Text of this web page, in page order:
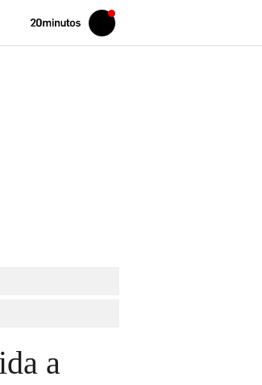
Volver
Iniciar
sesión
a